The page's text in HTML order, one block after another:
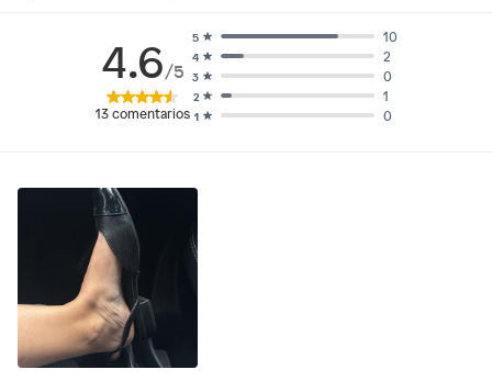
4.6/5
13 comentarios 1 0
2 1
3 0
4 2
5 10